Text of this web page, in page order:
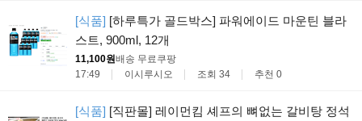
[식품] [하루특가 골드박스] 파워에이드 마운틴 블라
스트, 900ml, 12개
11,100원배송 무료쿠팡
17:49
이시루시오 조회 34 추천 0
[식품] [직판몰] 레이먼킴 셰프의 뼈없는 갈비탕 정석